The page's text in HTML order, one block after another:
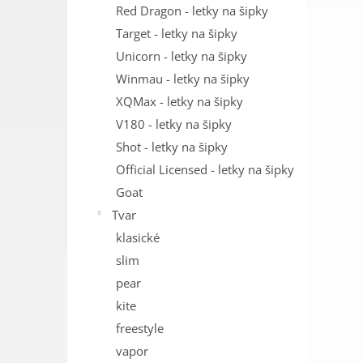
Red Dragon - letky na šipky
Target - letky na šipky
Unicorn - letky na šipky
Winmau - letky na šipky
XQMax - letky na šipky
V180 - letky na šipky
Shot - letky na šipky
Official Licensed - letky na šipky
Goat
Tvar
klasické
slim
pear
kite
freestyle
vapor